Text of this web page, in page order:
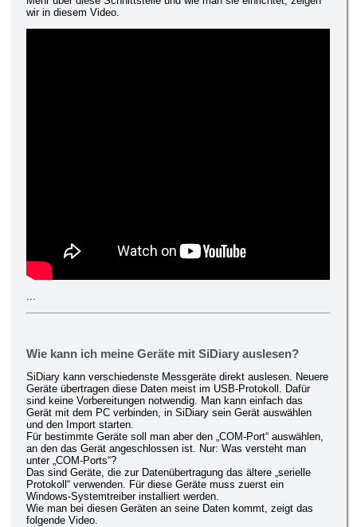
wir in diesem Video.
Wie kann ich meine Geräte mit SiDiary auslesen?
SiDiary kann verschiedenste Messgeräte direkt auslesen. Neuere
Geräte übertragen diese Daten meist im USB-Protokoll. Dafür
sind keine Vorbereitungen notwendig. Man kann einfach das
Gerät mit dem PC verbinden, in SiDiary sein Gerät auswählen
und den Import starten.
Für bestimmte Geräte soll man aber den „COM-Port“ auswählen,
an den das Gerät angeschlossen ist. Nur: Was versteht man
unter „COM-Ports“?
Das sind Geräte, die zur Datenübertragung das ältere „serielle
Protokoll“ verwenden. Für diese Geräte muss zuerst ein
Windows-Systemtreiber installiert werden.
Wie man bei diesen Geräten an seine Daten kommt, zeigt das
folgende Video.